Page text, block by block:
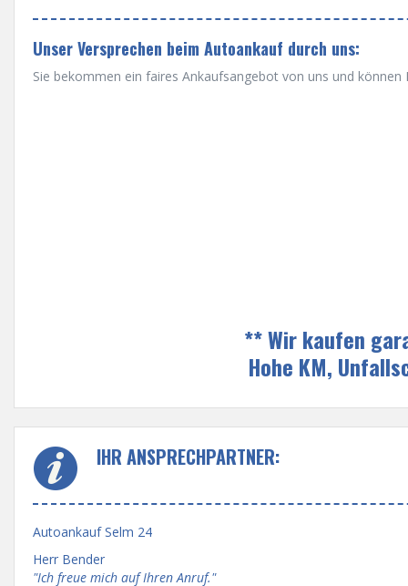
Unser Versprechen beim Autoankauf durch uns:
Sie bekommen ein faires Ankaufsangebot von uns und
** Wir kaufen
Hohe KM,
IHR ANSPRECHPARTNER:
Autoankauf Selm 24
Herr Bender
"Ich freue mich auf Ihren Anruf."